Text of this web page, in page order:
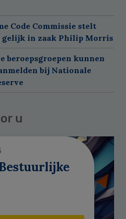
Code Commissie stelt
gelijk in zaak Philip Morris
beroepsgroepen kunnen
bij Nationale
u